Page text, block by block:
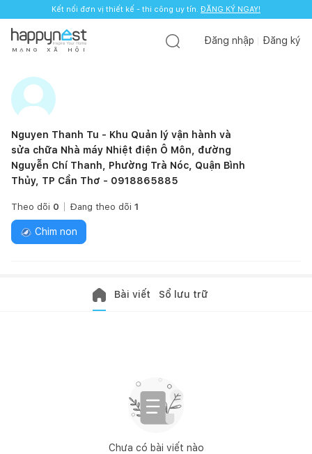
Kết nối đơn vị thiết kế - thi công uy tín. ĐĂNG KÝ NGAY!
M Ạ N G X Ã H Ộ I
Đăng nhập Đăng ký
Nguyen Thanh Tu - Khu Quản lý vận hành và
sửa chữa Nhà máy Nhiệt điện Ô Môn, đường
Nguyễn Chí Thanh, Phường Trà Nóc, Quận Bình
Thủy, TP Cần Thơ - 0918865885
Theo dõi 0 Đang theo dõi 1
Chim non
Bài viết Sổ lưu trữ
Chưa có bài viết nào